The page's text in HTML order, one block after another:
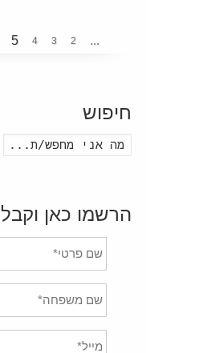
...
2
3
4
5
חיפוש
הרשמו כאן